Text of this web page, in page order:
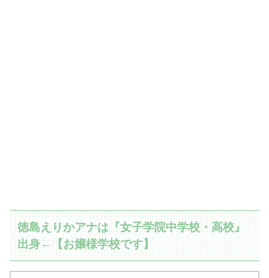
徳島えりかアナは『女子学院中学校・高校』
出身←【お嬢様学校です】